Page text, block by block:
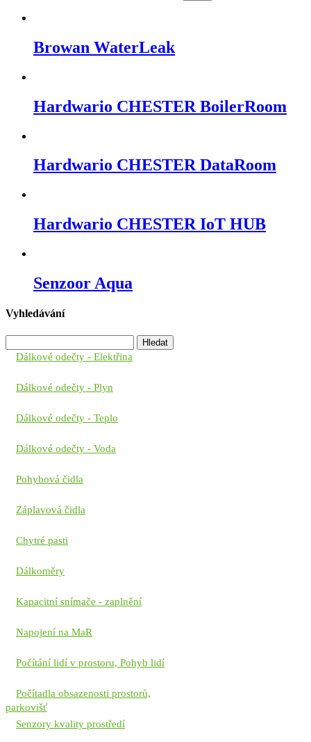
Browan WaterLeak
Hardwario CHESTER BoilerRoom
Hardwario CHESTER DataRoom
Hardwario CHESTER IoT HUB
Senzoor Aqua
Vyhledávání
Dálkové odečty - Elektřina
Dálkové odečty - Plyn
Dálkové odečty - Teplo
Dálkové odečty - Voda
Pohybová čidla
Záplavová čidla
Chytré pasti
Dálkoměry
Kapacitní snímače - zaplnění
Napojení na MaR
Počítání lidí v prostoru, Pohyb lidí
Počítadla obsazenosti prostorů,
parkovišť
Senzory kvality prostředí